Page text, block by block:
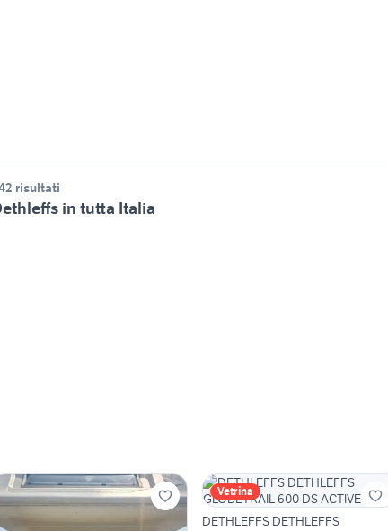
risultati
in tutta Italia
Vetrina
DETHLEFFS DETHLEFFS